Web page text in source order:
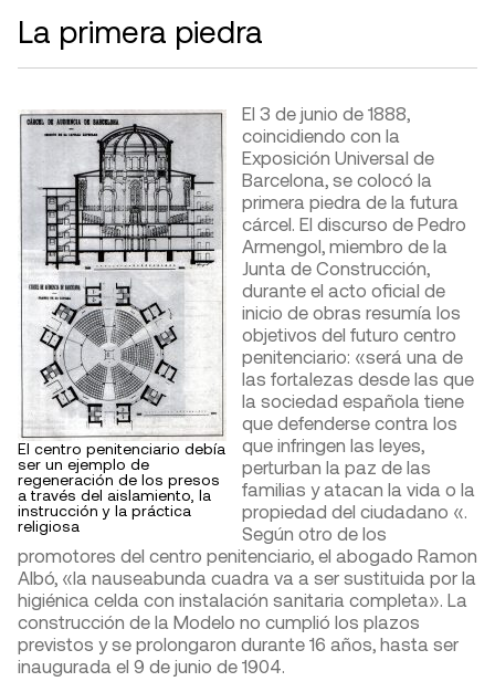
La primera piedra
El centro penitenciario debía
ser un ejemplo de
regeneración de los presos
a través del aislamiento, la
instrucción y la práctica
religiosa
El 3 de junio de 1888,
coincidiendo con la
Exposición Universal de
Barcelona, ​​se colocó la
primera piedra de la futura
cárcel. El discurso de Pedro
Armengol, miembro de la
Junta de Construcción,
durante el acto oficial de
inicio de obras resumía los
objetivos del futuro centro
penitenciario: «será una de
las fortalezas desde las que
la sociedad española tiene
que defenderse contra los
que infringen las leyes,
perturban la paz de las
familias y atacan la vida o la
propiedad del ciudadano «.
Según otro de los
promotores del centro penitenciario, el abogado Ramon
Albó, «la nauseabunda cuadra va a ser sustituida por la
higiénica celda con instalación sanitaria completa». La
construcción de la Modelo no cumplió los plazos
previstos y se prolongaron durante 16 años, hasta ser
inaugurada el 9 de junio de 1904.